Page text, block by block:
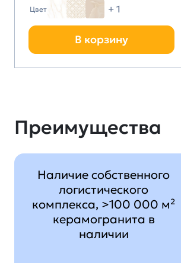
Цвет + 1
В корзину
Преимущества
Наличие собственного
логистического
комплекса, >100 000 м²
керамогранита в
наличии